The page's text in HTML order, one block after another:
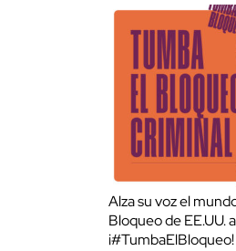
Alza su voz el
Bloqueo de EE.UU.
¡#TumbaElBloqueo!